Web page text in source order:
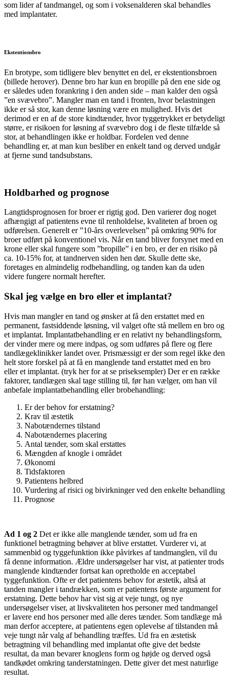
som lider af tandmangel, og som i voksenalderen skal behandles
med implantater.
Ekstentionsbro
En brotype, som tidligere blev benyttet en del, er ekstentionsbroen
(billede herover). Denne bro har kun en bropille på den ene side og
er således uden forankring i den anden side – man kalder den også
”en svævebro”. Mangler man en tand i fronten, hvor belastningen
ikke er så stor, kan denne løsning være en mulighed. Hvis det
derimod er en af de store kindtænder, hvor tyggetrykket er betydeligt
større, er risikoen for løsning af svævebro dog i de fleste tilfælde så
stor, at behandlingen ikke er holdbar. Fordelen ved denne
behandling er, at man kun besliber en enkelt tand og derved undgår
at fjerne sund tandsubstans.
Holdbarhed og prognose
Langtidsprognosen for broer er rigtig god. Den varierer dog noget
afhængigt af patientens evne til renholdelse, kvaliteten af broen og
udførelsen. Generelt er ”10-års overlevelsen” på omkring 90% for
broer udført på konventionel vis. Når en tand bliver forsynet med en
krone eller skal fungere som ”bropille” i en bro, er der en risiko på
ca. 10-15% for, at tandnerven siden hen dør. Skulle dette ske,
foretages en almindelig rodbehandling, og tanden kan da uden
videre fungere normalt herefter.
Skal jeg vælge en bro eller et implantat?
Hvis man mangler en tand og ønsker at få den erstattet med en
permanent, fastsiddende løsning, vil valget ofte stå mellem en bro og
et implantat. Implantatbehandling er en relativt ny behandlingsform,
der vinder mere og mere indpas, og som udføres på flere og flere
tandlægeklinikker landet over. Prismæssigt er der som regel ikke den
helt store forskel på at få en manglende tand erstattet med en bro
eller et implantat. (tryk her for at se priseksempler) Der er en række
faktorer, tandlægen skal tage stilling til, før han vælger, om han vil
anbefale implantatbehandling eller brobehandling:
Er der behov for erstatning?
Krav til æstetik
Nabotændernes tilstand
Nabotændernes placering
Antal tænder, som skal erstattes
Mængden af knogle i området
Økonomi
Tidsfaktoren
Patientens helbred
Vurdering af risici og bivirkninger ved den enkelte behandling
Prognose
Ad 1 og 2 Det er ikke alle manglende tænder, som ud fra en
funktionel betragtning behøver at blive erstattet. Vurderer vi, at
sammenbid og tyggefunktion ikke påvirkes af tandmanglen, vil du
få denne information. Ældre undersøgelser har vist, at patienter trods
manglende kindtænder fortsat kan opretholde en acceptabel
tyggefunktion. Ofte er det patientens behov for æstetik, altså at
tanden mangler i tandrækken, som er patientens første argument for
erstatning. Dette behov har vist sig at veje tungt, og nye
undersøgelser viser, at livskvaliteten hos personer med tandmangel
er lavere end hos personer med alle deres tænder. Som tandlæge må
man derfor acceptere, at patientens egen oplevelse af tilstanden må
veje tungt når valg af behandling træffes. Ud fra en æstetisk
betragtning vil behandling med implantat ofte give det bedste
resultat, da man bevarer knoglens form og højde og derved også
tandkødet omkring tanderstatningen. Dette giver det mest naturlige
resultat.